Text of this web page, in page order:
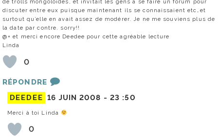
de trolls mongoloïdes, et invitait les gens à se faire un forum pour
discuter entre eux puisque maintenant ils se connaissaient etc…et
surtout qu’elle en avait assez de modérer. Je ne me souviens plus de
la date par contre. sorry!!
@+ et merci encore Deedee pour cette agréable lecture
Linda
0
RÉPONDRE
DEEDEE 16 JUIN 2008 - 23 :50
Merci à toi Linda
0